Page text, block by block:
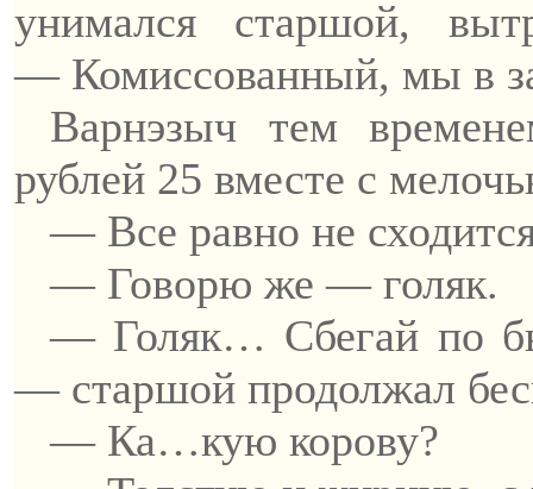
унимался старшой,
— Комиссованный, мы в
Варнэзыч тем
рублей 25 вместе с
— Все равно не
— Говорю же —голяк.
— Голяк… Сбегай по
— старшой продолжал
— Ка…кую корову?